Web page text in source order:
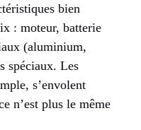
bien
: moteur, batterie
(aluminium,
spéciaux. Les
s’envolent
n’est plus le même